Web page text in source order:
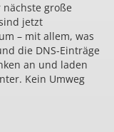
große
jetzt
– mit allem, was
die DNS-Einträge
an und laden
Kein Umweg